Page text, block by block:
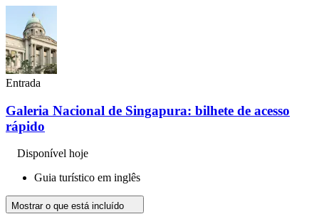
Entrada
Galeria Nacional de Singapura: bilhete de acesso
rápido
Disponível hoje
Guia turístico em inglês
Mostrar o que está incluído